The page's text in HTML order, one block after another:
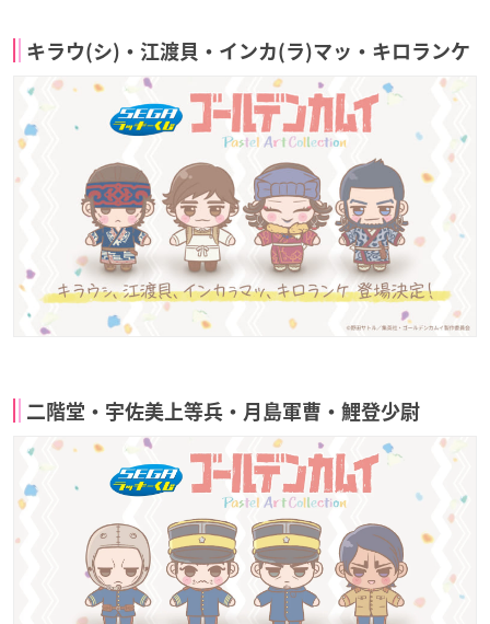
キラウ(シ)・江渡貝・インカ(ラ)マッ・キロランケ
二階堂・宇佐美上等兵・月島軍曹・鯉登少尉